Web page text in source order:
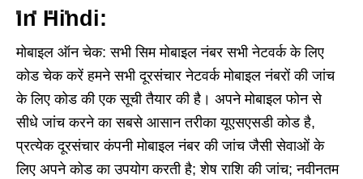
In Hindi:
मोबाइल ऑन चेक: सभी सिम मोबाइल नंबर सभी नेटवर्क के लिए
कोड चेक करें हमने सभी दूरसंचार नेटवर्क मोबाइल नंबरों की जांच
के लिए कोड की एक सूची तैयार की है। अपने मोबाइल फोन से
सीधे जांच करने का सबसे आसान तरीका यूएसएसडी कोड है,
प्रत्येक दूरसंचार कंपनी मोबाइल नंबर की जांच जैसी सेवाओं के
लिए अपने कोड का उपयोग करती है; शेष राशि की जांच; नवीनतम